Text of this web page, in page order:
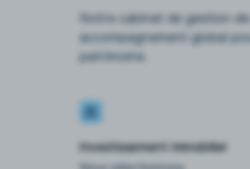
Notre cabinet de gestion
accompagnement global
patrimoine.
Investissement immobilier